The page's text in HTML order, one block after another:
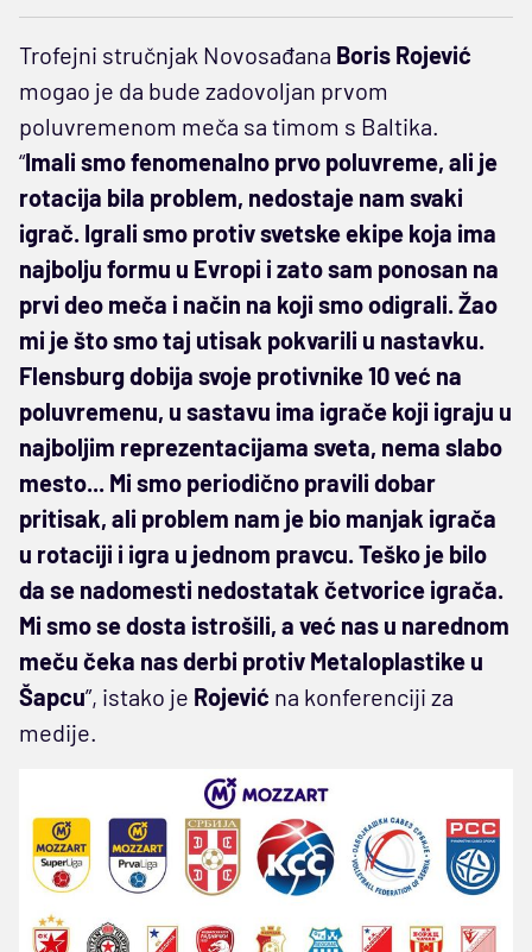
Trofejni stručnjak Novosađana Boris Rojević
mogao je da bude zadovoljan prvom
poluvremenom meča sa timom s Baltika.
“Imali smo fenomenalno prvo poluvreme, ali je
rotacija bila problem, nedostaje nam svaki
igrač. Igrali smo protiv svetske ekipe koja ima
najbolju formu u Evropi i zato sam ponosan na
prvi deo meča i način na koji smo odigrali. Žao
mi je što smo taj utisak pokvarili u nastavku.
Flensburg dobija svoje protivnike 10 već na
poluvremenu, u sastavu ima igrače koji igraju u
najboljim reprezentacijama sveta, nema slabo
mesto... Mi smo periodično pravili dobar
pritisak, ali problem nam je bio manjak igrača
u rotaciji i igra u jednom pravcu. Teško je bilo
da se nadomesti nedostatak četvorice igrača.
Mi smo se dosta istrošili, a već nas u narednom
meču čeka nas derbi protiv Metaloplastike u
Šapcu”, istako je Rojević na konferenciji za
medije.